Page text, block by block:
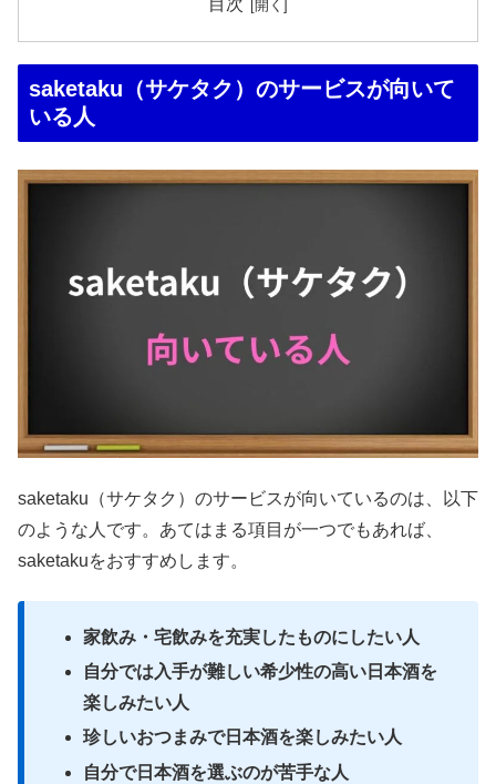
saketaku（サケタク）のサービスが向いて
いる人
saketaku（サケタク）のサービスが向いているのは、以下
のような人です。あてはまる項目が一つでもあれば、
saketakuをおすすめします。
家飲み・宅飲みを充実したものにしたい人
自分では入手が難しい希少性の高い日本酒を
楽しみたい人
珍しいおつまみで日本酒を楽しみたい人
自分で日本酒を選ぶのが苦手な人